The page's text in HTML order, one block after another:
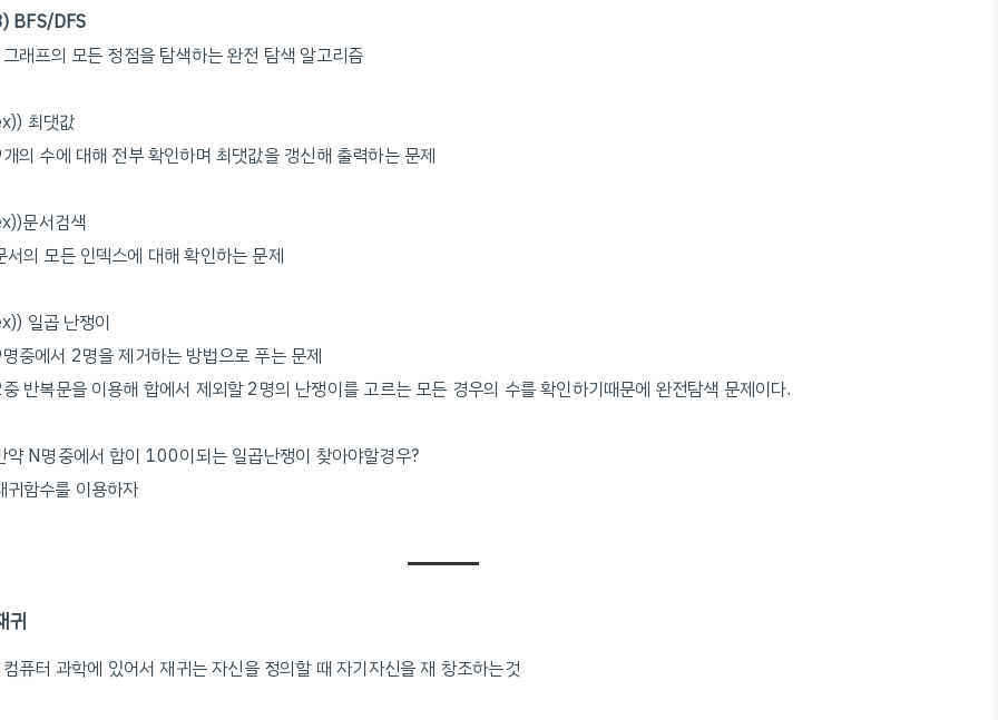
BFS/DFS
래프의 모든 정점을 탐색하는 완전 탐색 알고리즘
최댓값
의 수에 대해 전부 확인하며 최댓값을 갱신해 출력하는 문제
문서검색
서의 모든 인덱스에 대해 확인하는 문제
일곱 난쟁이
중에서 2명을 제거하는 방법으로 푸는 문제
반복문을 이용해 합에서 제외할 2명의 난쟁이를 고르는 모든 경우의 수를 확인하기때문에 완전탐색 문제이다.
약 N명중에서 합이 100이되는 일곱난쟁이 찾아야할경우?
귀함수를 이용하자
귀
컴퓨터 과학에 있어서 재귀는 자신을 정의할 때 자기자신을 재 창조하는것